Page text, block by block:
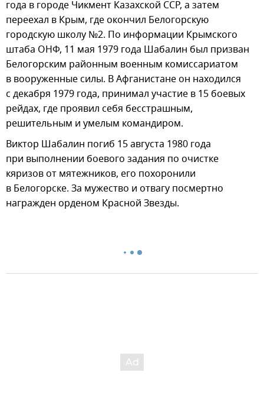
года в городе Чикмент Казахской ССР, а затем
переехал в Крым, где окончил Белогорскую
городскую школу №2. По информации Крымского
штаба ОНФ, 11 мая 1979 года Шабалин был призван
Белогорским районным военным комиссариатом
в вооруженные силы. В Афганистане он находился
с декабря 1979 года, принимал участие в 15 боевых
рейдах, где проявил себя бесстрашным,
решительным и умелым командиром.
Виктор Шабалин погиб 15 августа 1980 года
при выполнении боевого задания по очистке
кяризов от мятежников, его похоронили
в Белогорске. За мужество и отвагу посмертно
награжден орденом Красной Звезды.